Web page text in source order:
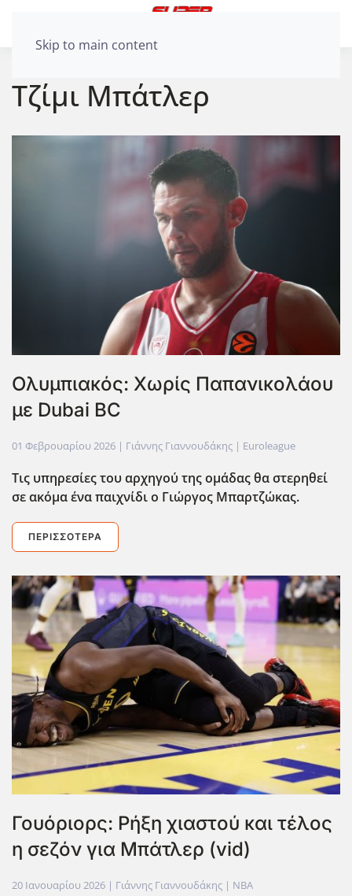
Skip to main content
Τζίμι Μπάτλερ
Ολυμπιακός: Χωρίς Παπανικολάου
με Dubai BC
01 Φεβρουαρίου 2026 | Γιάννης Γιαννουδάκης | Euroleague
Τις υπηρεσίες του αρχηγού της ομάδας θα στερηθεί
σε ακόμα ένα παιχνίδι ο Γιώργος Μπαρτζώκας.
ΠΕΡΙΣΣΌΤΕΡΑ
Γουόριορς: Ρήξη χιαστού και τέλος
η σεζόν για Μπάτλερ (vid)
20 Ιανουαρίου 2026 | Γιάννης Γιαννουδάκης | NBA